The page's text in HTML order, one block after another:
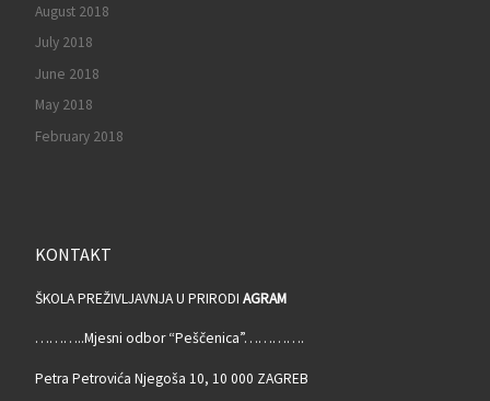
August 2018
July 2018
June 2018
May 2018
February 2018
KONTAKT
ŠKOLA PREŽIVLJAVNJA U PRIRODI AGRAM
………..Mjesni odbor “Peščenica”………….
Petra Petrovića Njegoša 10, 10 000 ZAGREB